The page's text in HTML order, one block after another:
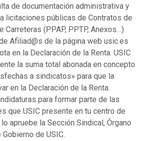
de documentación administrativa y
licitaciones públicas de Contratos de
Carreteras (PPAP, PPTP, Anexos…)
Afiliad@s de la página web usic.es
en la Declaración de la Renta. USIC
la suma total abonada en concepto
a sindicatos» para que la
en la Declaración de la Renta.
para formar parte de las
que USIC presente en tu centro de
apruebe la Sección Sindical, Órgano
de USIC.